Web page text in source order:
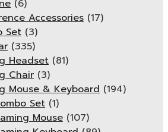
(6)
Accessories (17)
Set (3)
(335)
Headset (81)
Chair (3)
Mouse & Keyboard (194)
Set (1)
Mouse (107)